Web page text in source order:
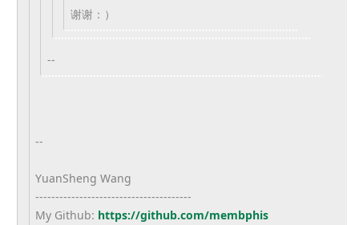
谢谢：）
--
--
YuanSheng Wang
---------------------------------------
My Github: https://github.com/membphis